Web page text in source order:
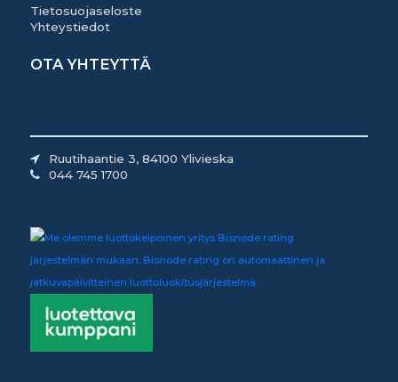
Tietosuojaseloste
Yhteystiedot
OTA YHTEYTTÄ
Ruutihaantie 3, 84100 Ylivieska
044 745 1700